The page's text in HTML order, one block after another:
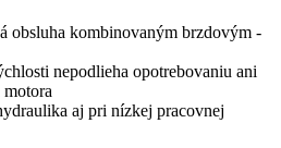
obsluha kombinovaným brzdovým -
nepodlieha opotrebovaniu ani
aj pri nízkej pracovnej